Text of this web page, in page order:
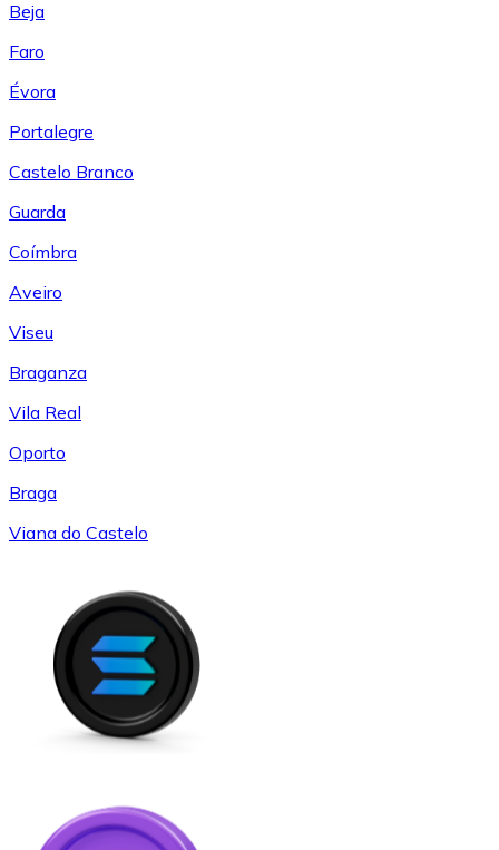
Beja
Faro
Évora
Portalegre
Castelo Branco
Guarda
Coímbra
Aveiro
Viseu
Braganza
Vila Real
Oporto
Braga
Viana do Castelo